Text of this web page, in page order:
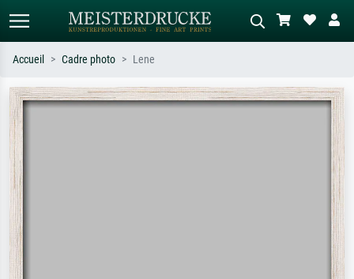
Recherche standard Recherche d'images IA
Recherchez par artiste, titre ou style –
Décrivez la scène – ex. prairie verte,
tableau sombre, nu debout près d'un
Accueil Cadre photo Lene